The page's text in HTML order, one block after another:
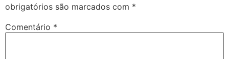
obrigatórios são marcados com *
Comentário *